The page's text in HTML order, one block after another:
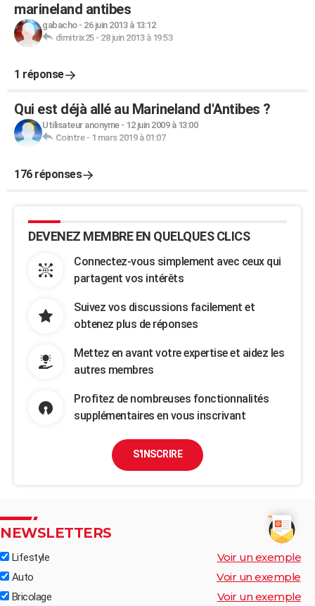
marineland antibes
gabacho- 26 juin 2013 à 13:12
dimitrix25- 28 juin 2013 à 19:53
1 réponse
Qui est déjà allé au Marineland d'Antibes ?
Utilisateur anonyme- 12 juin 2009 à 13:00
Cointre- 1 mars 2019 à 01:07
176 réponses
DEVENEZ MEMBRE EN QUELQUES CLICS
Connectez-vous simplement avec ceux qui
partagent vos intérêts
Suivez vos discussions facilement et
obtenez plus de réponses
Mettez en avant votre expertise et aidez les
autres membres
Profitez de nombreuses fonctionnalités
supplémentaires en vous inscrivant
S'INSCRIRE
NEWSLETTERS
Lifestyle Voir un exemple
Auto Voir un exemple
Bricolage Voir un exemple